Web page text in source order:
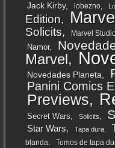
Jack Kirby lobezno
Edition
Solicits
Marvel
Namor
Marvel
Novedades Planeta
Panini Comics
Previews
Secret Wars Solicits
Star Wars Tapa dura
blanda
Tomos de tapa